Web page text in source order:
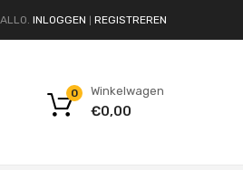
INLOGGEN REGISTREREN
Winkelwagen
€0,00
0